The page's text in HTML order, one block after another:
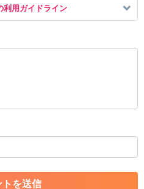
利用ガイドライン
よってはコメント削除や書き込み制
稿すること
絡む内容の投稿
容の投稿
断した投稿